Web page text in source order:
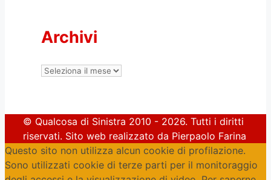
Archivi
Archivi
© Qualcosa di Sinistra 2010 - 2026. Tutti i diritti
riservati. Sito web realizzato da Pierpaolo Farina
Questo sito non utilizza alcun cookie di profilazione.
Sono utilizzati cookie di terze parti per il monitoraggio